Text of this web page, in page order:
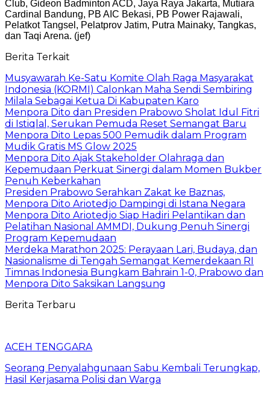
Club, Gideon Badminton ACD, Jaya Raya Jakarta, Mutiara
Cardinal Bandung, PB AIC Bekasi, PB Power Rajawali,
Pelatkot Tangsel, Pelatprov Jatim, Putra Mainaky, Tangkas,
dan Taqi Arena. (jef)
Berita Terkait
Musyawarah Ke-Satu Komite Olah Raga Masyarakat
Indonesia (KORMI) Calonkan Maha Sendi Sembiring
Milala Sebagai Ketua Di Kabupaten Karo
Menpora Dito dan Presiden Prabowo Sholat Idul Fitri
di Istiqlal, Serukan Pemuda Reset Semangat Baru
Menpora Dito Lepas 500 Pemudik dalam Program
Mudik Gratis MS Glow 2025
Menpora Dito Ajak Stakeholder Olahraga dan
Kepemudaan Perkuat Sinergi dalam Momen Bukber
Penuh Keberkahan
Presiden Prabowo Serahkan Zakat ke Baznas,
Menpora Dito Ariotedjo Dampingi di Istana Negara
Menpora Dito Ariotedjo Siap Hadiri Pelantikan dan
Pelatihan Nasional AMMDI, Dukung Penuh Sinergi
Program Kepemudaan
Merdeka Marathon 2025: Perayaan Lari, Budaya, dan
Nasionalisme di Tengah Semangat Kemerdekaan RI
Timnas Indonesia Bungkam Bahrain 1-0, Prabowo dan
Menpora Dito Saksikan Langsung
Berita Terbaru
ACEH TENGGARA
Seorang Penyalahgunaan Sabu Kembali Terungkap,
Hasil Kerjasama Polisi dan Warga